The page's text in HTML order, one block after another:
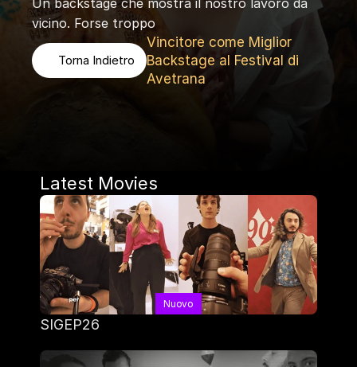
vicino. Forse troppo
Torna Indietro
Vincitore come Miglior
Backstage al Festival di
Avetrana
Latest Movies
Nuovo
SIGEP26